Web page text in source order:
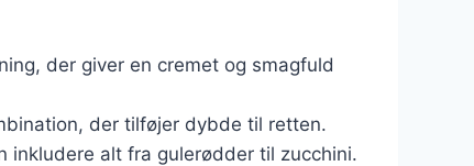
der giver en cremet og smagfuld
der tilføjer dybde til retten.
inkludere alt fra gulerødder til zucchini.